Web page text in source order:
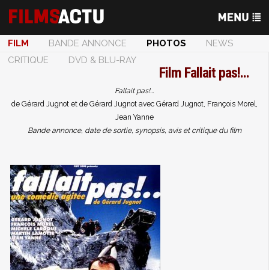
FILM BANDE ANNONCE PHOTOS
NEWS
CRITIQUE
DVD & BLU-RAY
Film Fallait pas!...
Fallait pas!...
de Gérard Jugnot et de Gérard Jugnot avec Gérard Jugnot, François Morel,
Jean Yanne
Bande annonce, date de sortie, synopsis, avis et critique du film